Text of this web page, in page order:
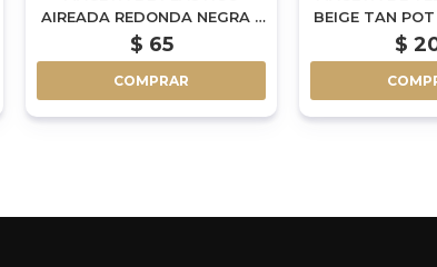
AIREADA REDONDA NEGRA -
1.3L
$ 65
COMPRAR
BEIGE TAN
$